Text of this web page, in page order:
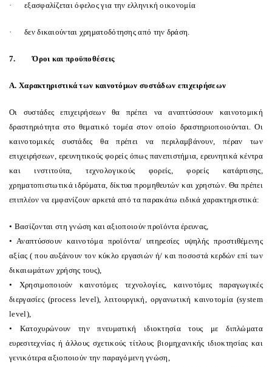
· εξασφαλίζεται όφελος για την ελληνική οικονομία
· δεν δικαιούνται χρηματοδότησης από την δράση.
7. Όροι και προϋποθέσεις
Α. Χαρακτηριστικά των καινοτόμων συστάδων επιχειρήσεων
Οι συστάδες επιχειρήσεων θα πρέπει να αναπτύσσουν καινοτομική
δραστηριότητα στο θεματικό τομέα στον οποίο δραστηριοποιούνται. Οι
καινοτομικές συστάδες θα πρέπει να περιλαμβάνουν, πέραν των
επιχειρήσεων, ερευνητικούς φορείς όπως πανεπιστήμια, ερευνητικά κέντρα
και ινστιτούτα, τεχνολογικούς φορείς, φορείς κατάρτισης,
χρηματοπιστωτικά ιδρύματα, δίκτυα προμηθευτών και χρηστών. Θα πρέπει
επιπλέον να εμφανίζουν αρκετά από τα παρακάτω ειδικά χαρακτηριστικά:
• Βασίζονται στη γνώση και αξιοποιούν προϊόντα έρευνας,
• Αναπτύσσουν καινοτόμα προϊόντα/ υπηρεσίες υψηλής προστιθέμενης
αξίας ( που αυξάνουν τον κύκλο εργασιών ή/ και ποσοστά κερδών επί των
δικαιωμάτων χρήσης τους),
• Χρησιμοποιούν καινοτόμες τεχνολογίες, καινοτόμες παραγωγικές
διεργασίες (process level), λειτουργική, οργανωτική καινοτομία (system
level),
• Κατοχυρώνουν την πνευματική ιδιοκτησία τους με διπλώματα
ευρεσιτεχνίας ή άλλους σχετικούς τίτλους βιομηχανικής ιδιοκτησίας και
γενικότερα αξιοποιούν την παραγόμενη γνώση,